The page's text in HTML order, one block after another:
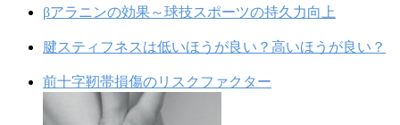
βアラニンの効果～球技スポーツの持久力向上
腱スティフネスは低いほうが良い？高いほうが良い？
前十字靭帯損傷のリスクファクター